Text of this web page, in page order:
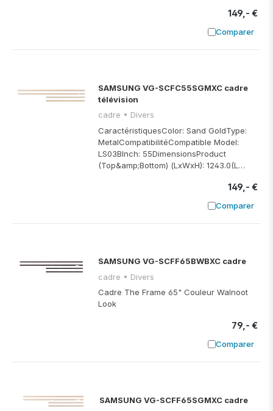
149,- €
Comparer
Ajouter à
SAMSUNG VG-SCFC55SGMXC cadre
télévision
cadre • Divers
CaractéristiquesColor: Sand GoldType:
MetalCompatibilitéCompatible Model:
LS03BInch: 55DimensionsProduct
(Top&amp;Bottom) (LxWxH): 1243.0(L…
149,- €
Comparer
Ajouter à
SAMSUNG VG-SCFF65BWBXC cadre
cadre • Divers
Cadre The Frame 65" Couleur Walnoot
Look
79,- €
Comparer
Ajouter à
SAMSUNG VG-SCFF65SGMXC cadre